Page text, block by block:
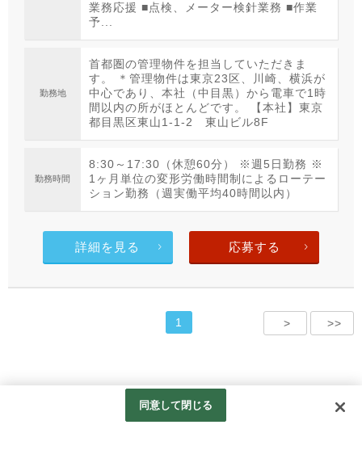
業務応援 ■点検、メーター検針業務 ■作業
予...
勤務地
首都圏の管理物件を担当していただきま
す。 ＊管理物件は東京23区、川崎、横浜が
中心であり、本社（中目黒）から電車で1時
間以内の所がほとんどです。 【本社】東京
都目黒区東山1-1-2 東山ビル8F
勤務時間
8:30～17:30（休憩60分） ※週5日勤務 ※
1ヶ月単位の変形労働時間制によるローテー
ション勤務（週実働平均40時間以内）
詳細を見る 応募する
1 > >>
copyright © TOKYO BUILDING MAINTENANCE ASSOCIATION all rights reserved.
同意して閉じる